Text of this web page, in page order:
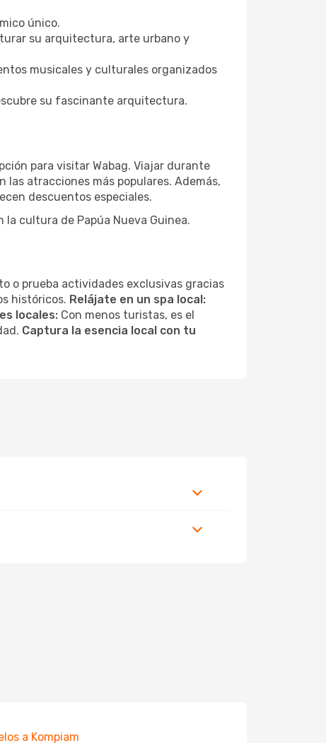
único.
su arquitectura, arte urbano y
musicales y culturales organizados
su fascinante arquitectura.
para visitar Wabag. Viajar durante
atracciones más populares. Además,
descuentos especiales.
cultura de Papúa Nueva Guinea.
o prueba actividades exclusivas gracias
históricos. Relájate en un spa local:
locales: Con menos turistas, es el
Captura la esencia local con tu
a Kompiam